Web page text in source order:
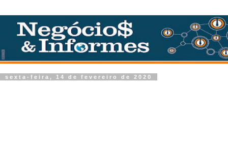
sexta-feira, 14 de fevereiro de 2020